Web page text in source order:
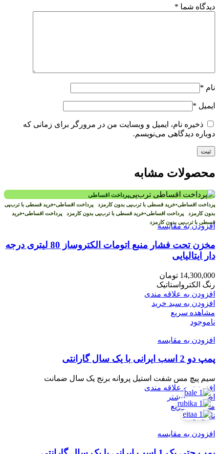
دیدگاه شما *
نام *
ایمیل *
ذخیره نام، ایمیل و وبسایت من در مرورگر برای زمانی که
دوباره دیدگاهی می‌نویسم.
محصولات مشابه
پرداخت اقساطی
پرداخت اقساطی•خرید قسطی با ترب‌پی بدون کارمزد پرداخت اقساطی•خرید قسطی با ترب‌پی
بدون کارمزد پرداخت اقساطی•خرید قسطی با ترب‌پی بدون کارمزد پرداخت اقساطی•خرید
قسطی با ترب‌پی بدون کارمزد
افزودن به مقایسه
مخزن تحت فشار منبع اتومات الکتروساز 80 لیتری درجه
دار ایتالیایی
14,300,000 تومان
رنگ الکترواستاتیک
افزودن به علاقه مندی
افزودن به سبد خرید
مشاهده سریع
ناموجود
افزودن به مقایسه
پمپ دو 2 اسب ایرانی با یک سال گارانتی
سیم پیچ مس شفت استیل پروانه برنج یک سال ضمانت
افزودن به علاقه مندی
اطلاعات بیشتر
مشاهده سریع
ناموجود
افزودن به مقایسه